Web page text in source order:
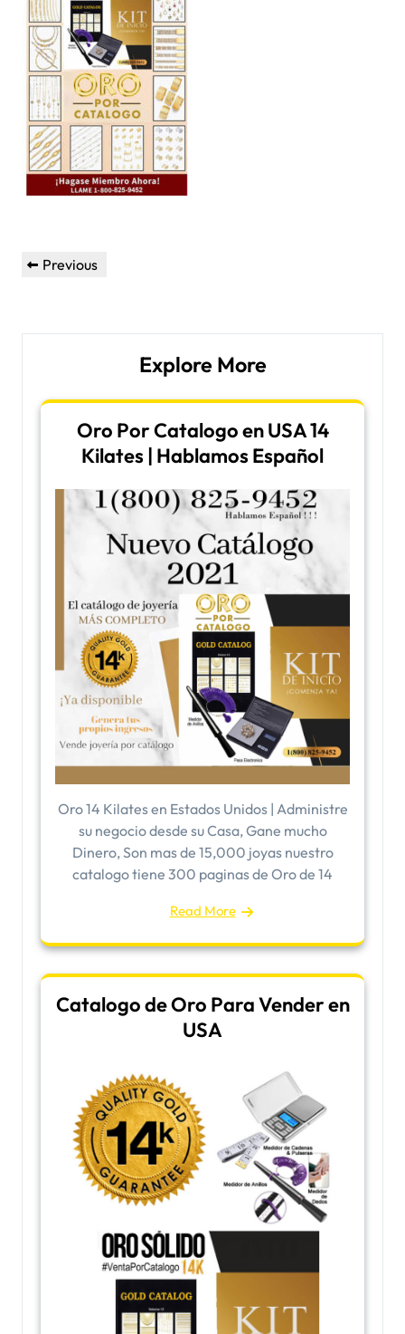
Post
navigation
Previous
Previous
Explore More
Oro Por Catalogo en USA 14
Kilates | Hablamos Español
Oro 14 Kilates en Estados Unidos | Administre
su negocio desde su Casa, Gane mucho
Dinero, Son mas de 15,000 joyas nuestro
catalogo tiene 300 paginas de Oro de 14
Read More
Catalogo de Oro Para Vender en
USA